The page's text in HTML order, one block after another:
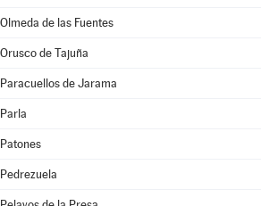
Olmeda de las Fuentes
Orusco de Tajuña
Paracuellos de Jarama
Parla
Patones
Pedrezuela